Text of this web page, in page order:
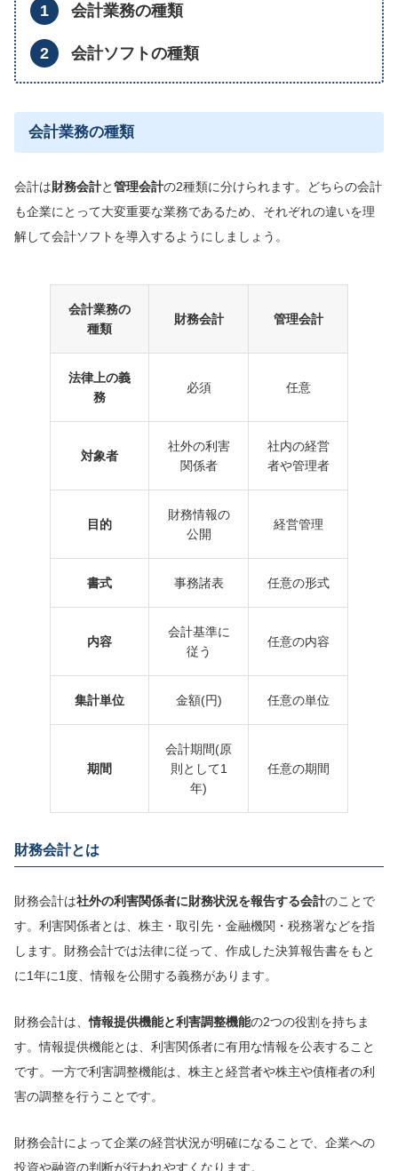
会計業務の種類
会計ソフトの種類
会計業務の種類
会計は財務会計と管理会計の2種類に分けられます。どちらの会計
も企業にとって大変重要な業務であるため、それぞれの違いを理
解して会計ソフトを導入するようにしましょう。
会計業務の
種類
財務会計 管理会計
法律上の義
務
必須 任意
対象者
社外の利害
関係者
社内の経営
者や管理者
目的
財務情報の
公開
経営管理
書式 事務諸表 任意の形式
内容
会計基準に
従う
任意の内容
集計単位 金額(円) 任意の単位
期間
会計期間(原
則として1
年)
任意の期間
財務会計とは
財務会計は社外の利害関係者に財務状況を報告する会計のことで
す。利害関係者とは、株主・取引先・金融機関・税務署などを指
します。財務会計では法律に従って、作成した決算報告書をもと
に1年に1度、情報を公開する義務があります。
財務会計は、情報提供機能と利害調整機能の2つの役割を持ちま
す。情報提供機能とは、利害関係者に有用な情報を公表すること
です。一方で利害調整機能は、株主と経営者や株主や債権者の利
害の調整を行うことです。
財務会計によって企業の経営状況が明確になることで、企業への
投資や融資の判断が行われやすくなります。